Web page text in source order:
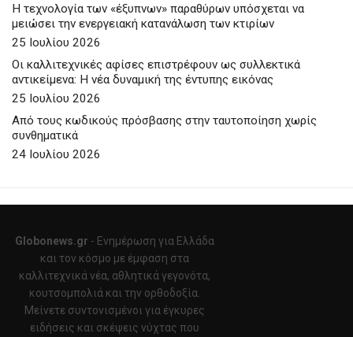
Η τεχνολογία των «έξυπνων» παραθύρων υπόσχεται να
μειώσει την ενεργειακή κατανάλωση των κτιρίων
25 Ιουλίου 2026
Οι καλλιτεχνικές αφίσες επιστρέφουν ως συλλεκτικά
αντικείμενα: Η νέα δυναμική της έντυπης εικόνας
25 Ιουλίου 2026
Από τους κωδικούς πρόσβασης στην ταυτοποίηση χωρίς
συνθηματικά
24 Ιουλίου 2026
Globonews.gr - Ενημέρωση για Ελλάδα
και τον κόσμο με έμφαση στα
καλλιτεχνικά νέα, αθλητικά γεγονότα,
κουτσομπολιά και την ορθοδοξία.
Μείνετε συντονισμένοι για έγκυρες
ειδήσεις και σκέψεις νύχτας που